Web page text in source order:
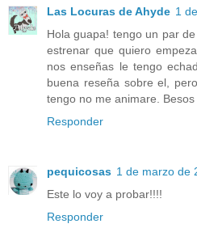
Las Locuras de Ahyde 1
Hola guapa! tengo un par
estrenar que quiero
nos enseñas le tengo
buena reseña sobre el,
tengo no me animare. Besos
Responder
pequicosas 1 de marzo de
Este lo voy a probar!!!!
Responder